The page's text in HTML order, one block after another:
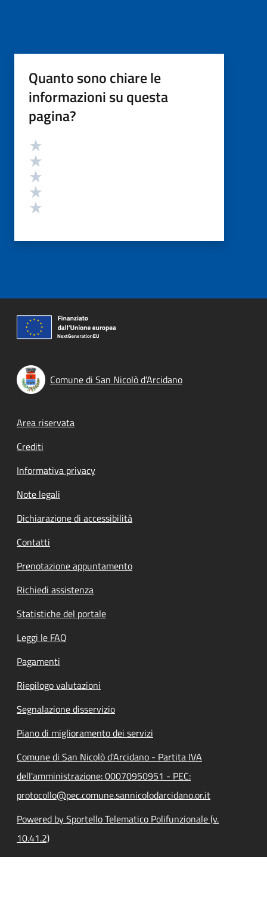
Quanto sono chiare le
informazioni su questa
pagina?
Valutazione
Comune di San Nicolò d'Arcidano
Footer menu
Area riservata
Crediti
Informativa privacy
Note legali
Dichiarazione di accessibilità
Contatti
Prenotazione appuntamento
Richiedi assistenza
Statistiche del portale
Leggi le FAQ
Pagamenti
Riepilogo valutazioni
Segnalazione disservizio
Piano di miglioramento dei servizi
Comune di San Nicolò d'Arcidano - Partita IVA
dell'amministrazione: 00070950951 - PEC:
protocollo@pec.comune.sannicolodarcidano.or.it
Powered by Sportello Telematico Polifunzionale (v.
10.41.2)